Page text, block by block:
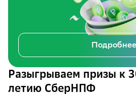
Подробнее
Разыгрываем призы к
летию СберНПФ